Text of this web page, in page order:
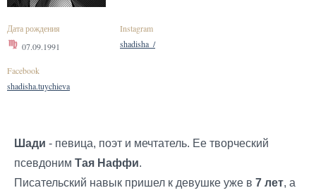
Дата рождения
07.09.1991
Instagram
shadisha_/
Facebook
shadisha.tuychieva
Шади - певица, поэт и мечтатель. Ее творческий
псевдоним Тая Наффи.
Писательский навык пришел к девушке уже в 7 лет, а